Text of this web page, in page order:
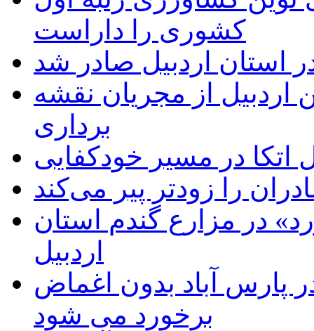
کشوری را داراست
استان اردبیل صادر شد
از مجریان نقشه
برداری
در مسیر خودکفایی
را زودتر پیر می‌کند
در مزارع گندم استان
اردبیل
پارس آباد بدون اغماض
برخورد می شود